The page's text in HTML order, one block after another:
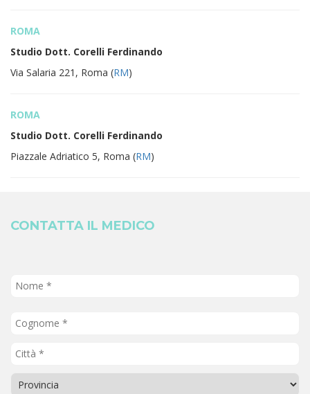
ROMA
Studio Dott. Corelli Ferdinando
Via Salaria 221, Roma (RM)
ROMA
Studio Dott. Corelli Ferdinando
Piazzale Adriatico 5, Roma (RM)
CONTATTA IL MEDICO